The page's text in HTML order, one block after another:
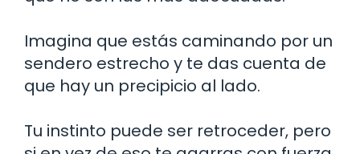
Imagina que estás caminando por un
sendero estrecho y te das cuenta de
que hay un precipicio al lado.
Tu instinto puede ser retroceder, pero